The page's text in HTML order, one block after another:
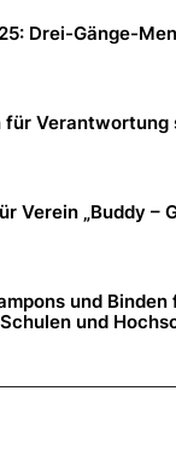
Drei-Gänge-
für
Verein „Buddy –
und Binden
und